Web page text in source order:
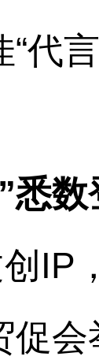
代
悉数
IP
促会